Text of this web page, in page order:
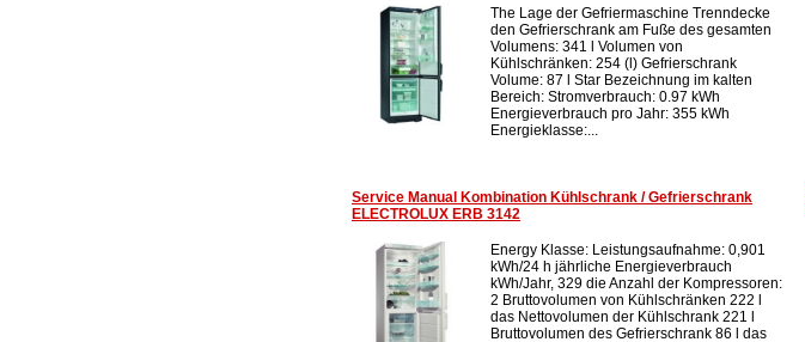
The Lage der Gefriermaschine Trenndecke
den Gefrierschrank am Fuße des gesamten
Volumens: 341 l Volumen von
Kühlschränken: 254 (l) Gefrierschrank
Volume: 87 l Star Bezeichnung im kalten
Bereich: Stromverbrauch: 0.97 kWh
Energieverbrauch pro Jahr: 355 kWh
Energieklasse:...
Service Manual Kombination Kühlschrank / Gefrierschrank
ELECTROLUX ERB 3142
Energy Klasse: Leistungsaufnahme: 0,901
kWh/24 h jährliche Energieverbrauch
kWh/Jahr, 329 die Anzahl der Kompressoren:
2 Bruttovolumen von Kühlschränken 222 l
das Nettovolumen der Kühlschrank 221 l
Bruttovolumen des Gefrierschrank 86 l das